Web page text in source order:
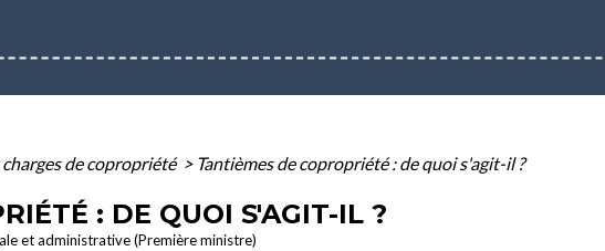
de copropriété > Tantièmes de copropriété : de quoi s'agit-il ?
: DE QUOI S'AGIT-IL ?
et administrative (Première ministre)